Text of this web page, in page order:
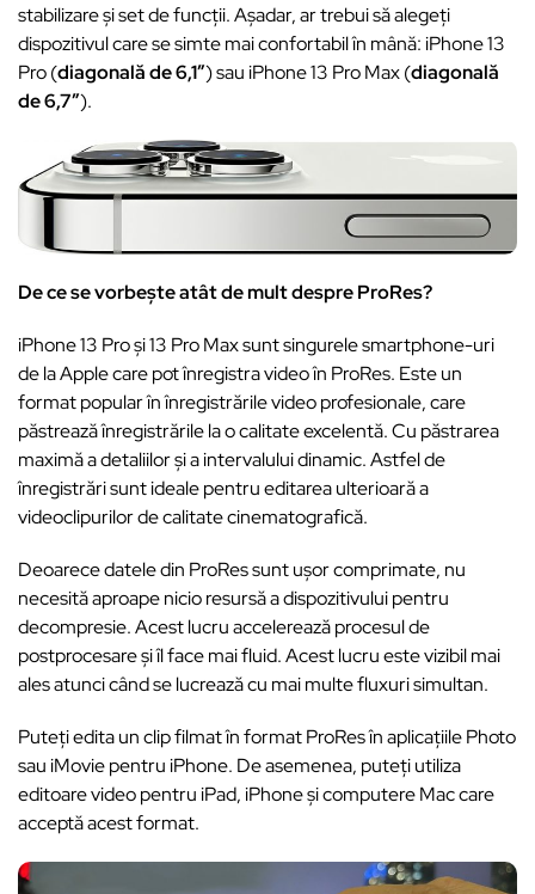
stabilizare și set de funcții. Așadar, ar trebui să alegeți
dispozitivul care se simte mai confortabil în mână: iPhone 13
Pro (diagonală de 6,1″) sau iPhone 13 Pro Max (diagonală
de 6,7″).
De ce se vorbește atât de mult despre ProRes?
iPhone 13 Pro și 13 Pro Max sunt singurele smartphone-uri
de la Apple care pot înregistra video în ProRes. Este un
format popular în înregistrările video profesionale, care
păstrează înregistrările la o calitate excelentă. Cu păstrarea
maximă a detaliilor și a intervalului dinamic. Astfel de
înregistrări sunt ideale pentru editarea ulterioară a
videoclipurilor de calitate cinematografică.
Deoarece datele din ProRes sunt ușor comprimate, nu
necesită aproape nicio resursă a dispozitivului pentru
decompresie. Acest lucru accelerează procesul de
postprocesare și îl face mai fluid. Acest lucru este vizibil mai
ales atunci când se lucrează cu mai multe fluxuri simultan.
Puteți edita un clip filmat în format ProRes în aplicațiile Photo
sau iMovie pentru iPhone. De asemenea, puteți utiliza
editoare video pentru iPad, iPhone și computere Mac care
acceptă acest format.